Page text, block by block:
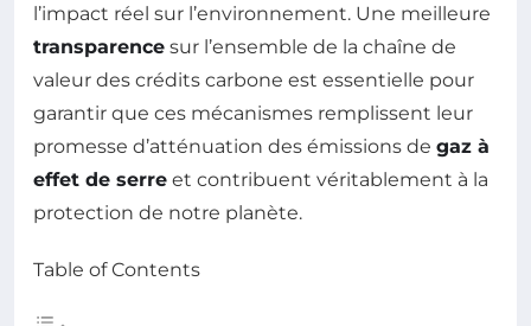
l’impact réel sur l’environnement. Une meilleure
transparence sur l’ensemble de la chaîne de
valeur des crédits carbone est essentielle pour
garantir que ces mécanismes remplissent leur
promesse d’atténuation des émissions de gaz à
effet de serre et contribuent véritablement à la
protection de notre planète.
Table of Contents